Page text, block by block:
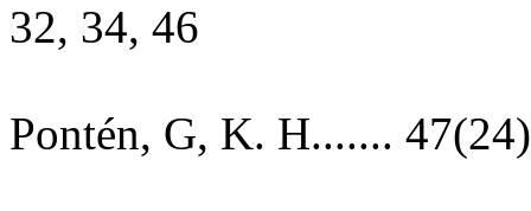
32, 34, 46
Pontén, G, K. H....... 47(24)